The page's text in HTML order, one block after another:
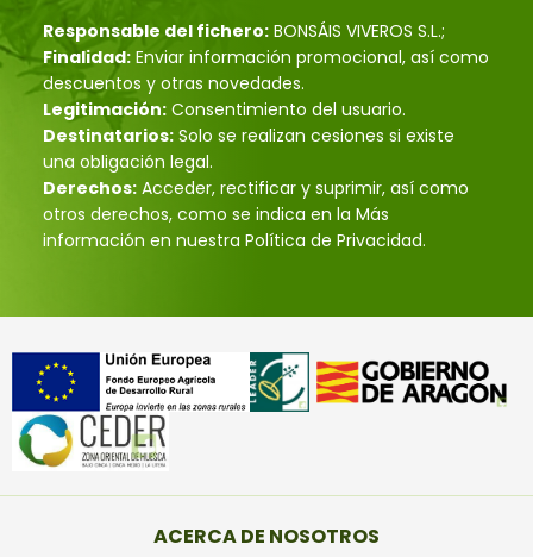
Responsable del fichero: BONSÁIS VIVEROS S.L.;
Finalidad: Enviar información promocional, así como
descuentos y otras novedades.
Legitimación: Consentimiento del usuario.
Destinatarios: Solo se realizan cesiones si existe
una obligación legal.
Derechos: Acceder, rectificar y suprimir, así como
otros derechos, como se indica en la Más
información en nuestra Política de Privacidad.
ACERCA DE NOSOTROS